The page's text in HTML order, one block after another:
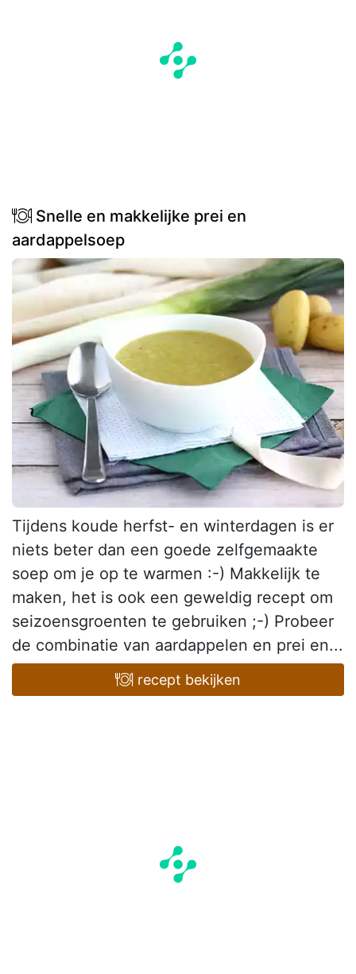
Snelle en makkelijke prei en
aardappelsoep
Tijdens koude herfst- en winterdagen is er
niets beter dan een goede zelfgemaakte
soep om je op te warmen :-) Makkelijk te
maken, het is ook een geweldig recept om
seizoensgroenten te gebruiken ;-) Probeer
de combinatie van aardappelen en prei en...
recept bekijken